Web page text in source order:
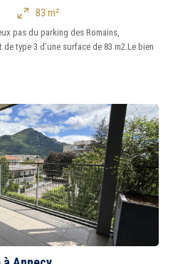
83 m²
pas du parking des Romains,
type 3 d’une surface de 83 m2.Le bien